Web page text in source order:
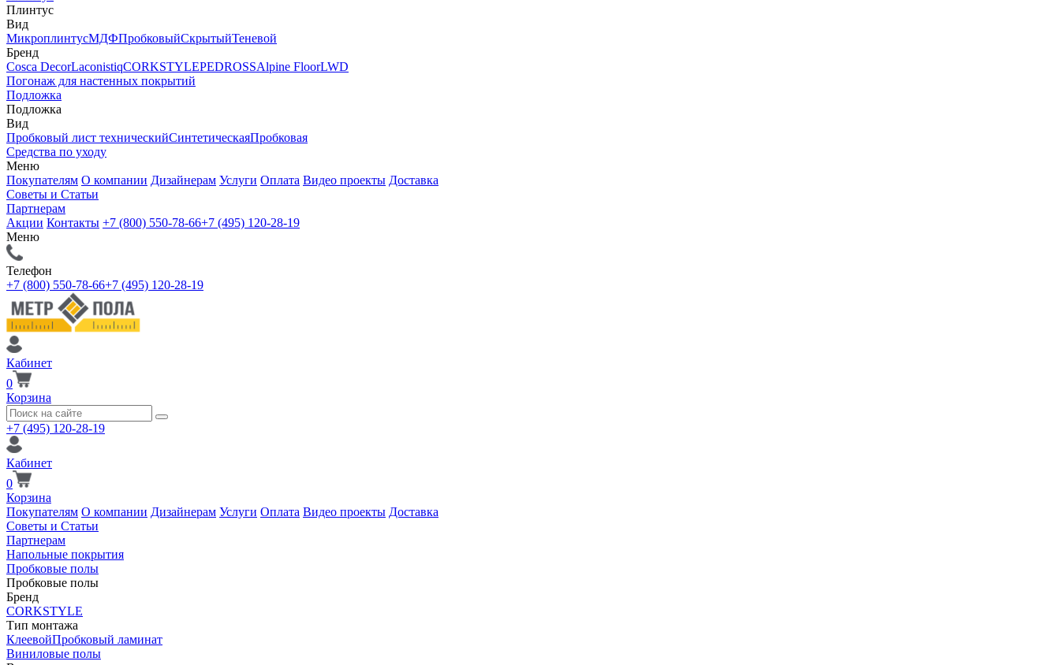
Плинтус
Вид
МикроплинтусМДФПробковыйСкрытыйТеневой
Бренд
Cosca DecorLaconistiqCORKSTYLEPEDROSSAlpine FloorLWD
Погонаж для настенных покрытий
Подложка
Подложка
Вид
Пробковый лист техническийСинтетическаяПробковая
Средства по уходу
Меню
Покупателям О компании Дизайнерам Услуги Оплата Видео проекты Доставка
Советы и Статьи
Партнерам
Акции Контакты +7 (800) 550-78-66+7 (495) 120-28-19
Меню
Телефон
+7 (800) 550-78-66+7 (495) 120-28-19
Кабинет
0
Корзина
+7 (495) 120-28-19
Кабинет
0
Корзина
Покупателям О компании Дизайнерам Услуги Оплата Видео проекты Доставка
Советы и Статьи
Партнерам
Напольные покрытия
Пробковые полы
Пробковые полы
Бренд
CORKSTYLE
Тип монтажа
КлеевойПробковый ламинат
Виниловые полы